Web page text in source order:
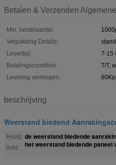
Betalen & Verzenden
Min. bestelaantal:
Verpakking Details:
Levertijd:
7-15
Betalingscondities:
T/T,
Levering vermogen:
beschrijving
Weerstand biedend
Hoog
licht:
de weerstand biedende
het weerstand biedende